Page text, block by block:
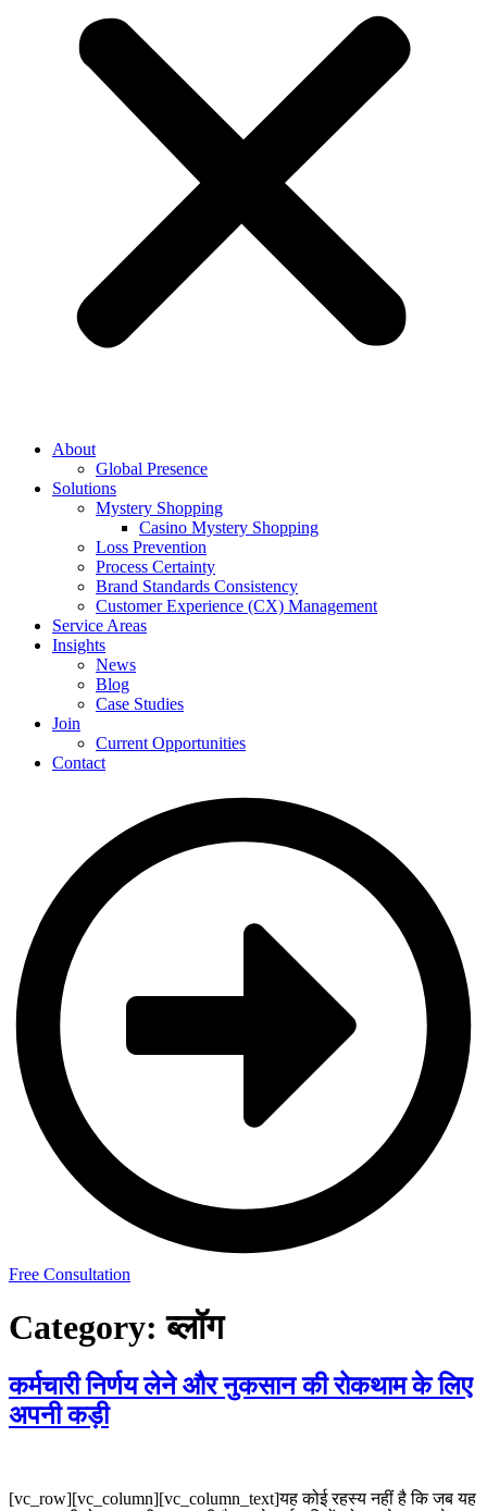
About
Global Presence
Solutions
Mystery Shopping
Casino Mystery Shopping
Loss Prevention
Process Certainty
Brand Standards Consistency
Customer Experience (CX) Management
Service Areas
Insights
News
Blog
Case Studies
Join
Current Opportunities
Contact
Free Consultation
Category:ब्लॉग
कर्मचारी निर्णय लेने और नुकसान की रोकथाम के लिए
अपनी कड़ी
[vc_row][vc_column][vc_column_text]यह कोई रहस्य नहीं है कि जब यह